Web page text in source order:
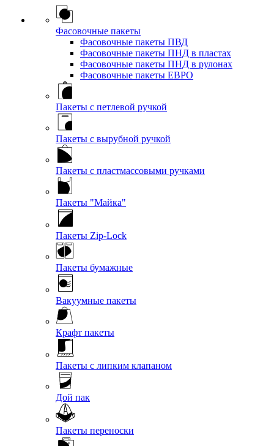
Фасовочные пакеты
Фасовочные пакеты ПВД
Фасовочные пакеты ПНД в пластах
Фасовочные пакеты ПНД в рулонах
Фасовочные пакеты ЕВРО
Пакеты с петлевой ручкой
Пакеты с вырубной ручкой
Пакеты с пластмассовыми ручками
Пакеты "Майка"
Пакеты Zip-Lock
Пакеты бумажные
Вакуумные пакеты
Крафт пакеты
Пакеты с липким клапаном
Дой пак
Пакеты переноски